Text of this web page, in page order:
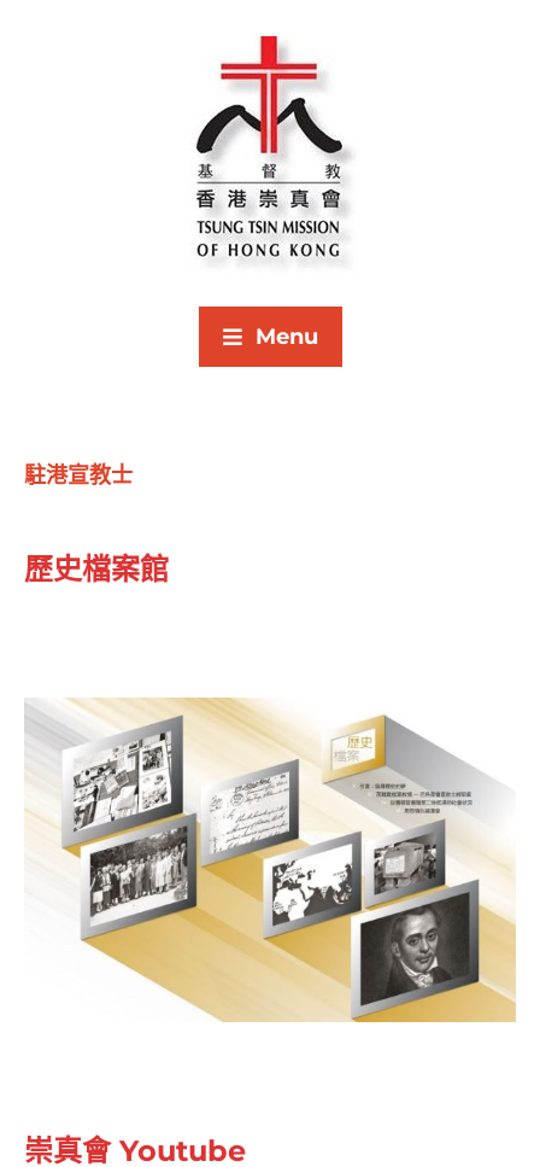
Menu
駐港宣教士
歷史檔案館
崇真會 Youtube